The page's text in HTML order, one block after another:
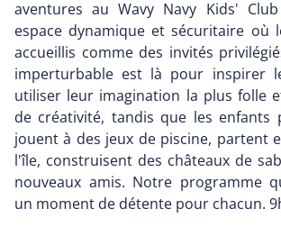
aventures au Wavy Navy Kids'
espace dynamique et sécuritaire où
accueillis comme des invités
imperturbable est là pour inspirer
utiliser leur imagination la plus folle
de créativité, tandis que les enfants
jouent à des jeux de piscine, partent
l'île, construisent des châteaux de
nouveaux amis. Notre programme
un moment de détente pour chacun.